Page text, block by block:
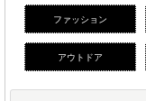
ファッション
アウトドア